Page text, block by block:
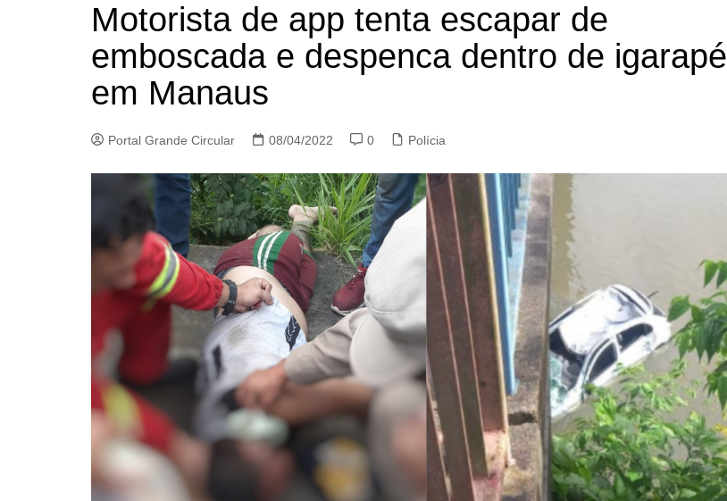
Motorista de app tenta escapar de
emboscada e despenca dentro de igarapé
em Manaus
Portal Grande Circular 08/04/2022 0 Polícia